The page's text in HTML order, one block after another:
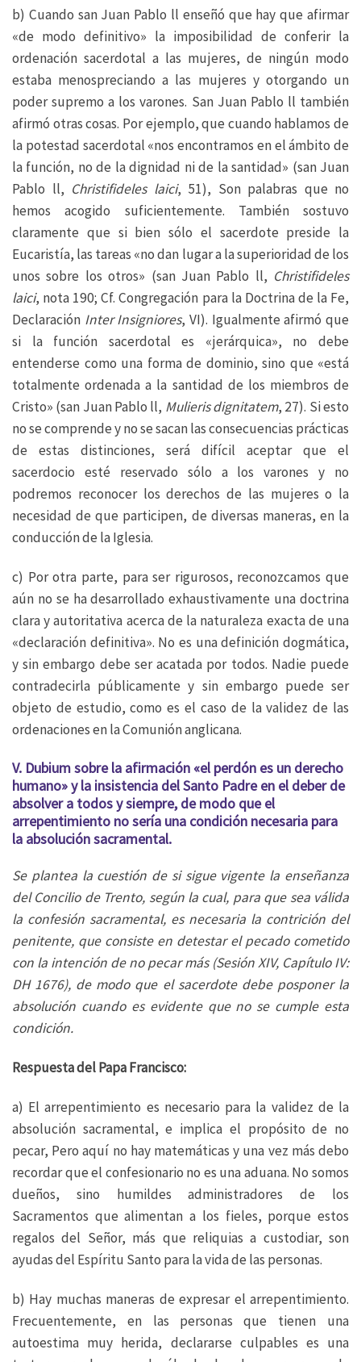
b) Cuando san Juan Pablo ll enseñó que hay que afirmar
«de modo definitivo» la imposibilidad de conferir la
ordenación sacerdotal a las mujeres, de ningún modo
estaba menospreciando a las mujeres y otorgando un
poder supremo a los varones. San Juan Pablo ll también
afirmó otras cosas. Por ejemplo, que cuando hablamos de
la potestad sacerdotal «nos encontramos en el ámbito de
la función, no de la dignidad ni de la santidad» (san Juan
Pablo ll, Christifideles laici, 51), Son palabras que no
hemos acogido suficientemente. También sostuvo
claramente que si bien sólo el sacerdote preside la
Eucaristía, las tareas «no dan lugar a la superioridad de los
unos sobre los otros» (san Juan Pablo ll, Christifideles
laici, nota 190; Cf. Congregación para la Doctrina de la Fe,
Declaración Inter Insigniores, VI). Igualmente afirmó que
si la función sacerdotal es «jerárquica», no debe
entenderse como una forma de dominio, sino que «está
totalmente ordenada a la santidad de los miembros de
Cristo» (san Juan Pablo ll, Mulieris dignitatem, 27). Si esto
no se comprende y no se sacan las consecuencias prácticas
de estas distinciones, será difícil aceptar que el
sacerdocio esté reservado sólo a los varones y no
podremos reconocer los derechos de las mujeres o la
necesidad de que participen, de diversas maneras, en la
conducción de la Iglesia.
c) Por otra parte, para ser rigurosos, reconozcamos que
aún no se ha desarrollado exhaustivamente una doctrina
clara y autoritativa acerca de la naturaleza exacta de una
«declaración definitiva». No es una definición dogmática,
y sin embargo debe ser acatada por todos. Nadie puede
contradecirla públicamente y sin embargo puede ser
objeto de estudio, como es el caso de la validez de las
ordenaciones en la Comunión anglicana.
V. Dubium sobre la afirmación «el perdón es un derecho
humano» y la insistencia del Santo Padre en el deber de
absolver a todos y siempre, de modo que el
arrepentimiento no sería una condición necesaria para
la absolución sacramental.
Se plantea la cuestión de si sigue vigente la enseñanza
del Concilio de Trento, según la cual, para que sea válida
la confesión sacramental, es necesaria la contrición del
penitente, que consiste en detestar el pecado cometido
con la intención de no pecar más (Sesión XIV, Capítulo IV:
DH 1676), de modo que el sacerdote debe posponer la
absolución cuando es evidente que no se cumple esta
condición.
Respuesta del Papa Francisco:
a) El arrepentimiento es necesario para la validez de la
absolución sacramental, e implica el propósito de no
pecar, Pero aquí no hay matemáticas y una vez más debo
recordar que el confesionario no es una aduana. No somos
dueños, sino humildes administradores de los
Sacramentos que alimentan a los fieles, porque estos
regalos del Señor, más que reliquias a custodiar, son
ayudas del Espíritu Santo para la vida de las personas.
b) Hay muchas maneras de expresar el arrepentimiento.
Frecuentemente, en las personas que tienen una
autoestima muy herida, declararse culpables es una